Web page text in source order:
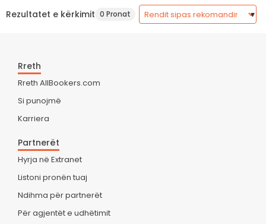
Rezultatet e kërkimit 0 Pronat
Rreth
Rreth AllBookers.com
Si punojmë
Karriera
Partnerët
Hyrja në Extranet
Listoni pronën tuaj
Ndihma për partnerët
Për agjentët e udhëtimit